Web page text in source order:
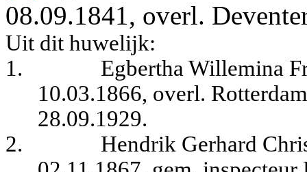
08.09.1841, overl.
Uit dit huwelijk:
1.
Egbertha Willemina
10.03.1866, overl.
28.09.1929.
2.
Hendrik Gerhard